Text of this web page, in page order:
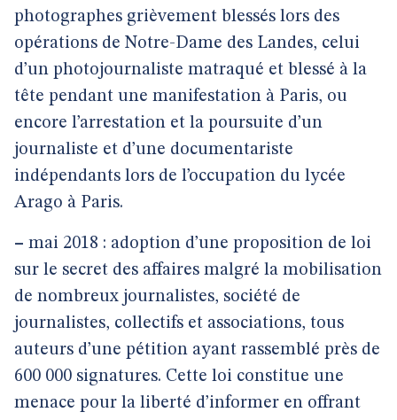
photographes grièvement blessés lors des
opérations de Notre-Dame des Landes, celui
d’un photojournaliste matraqué et blessé à la
tête pendant une manifestation à Paris, ou
encore l’arrestation et la poursuite d’un
journaliste et d’une documentariste
indépendants lors de l’occupation du lycée
Arago à Paris.
– mai 2018 : adoption d’une proposition de loi
sur le secret des affaires malgré la mobilisation
de nombreux journalistes, société de
journalistes, collectifs et associations, tous
auteurs d’une pétition ayant rassemblé près de
600 000 signatures. Cette loi constitue une
menace pour la liberté d’informer en offrant